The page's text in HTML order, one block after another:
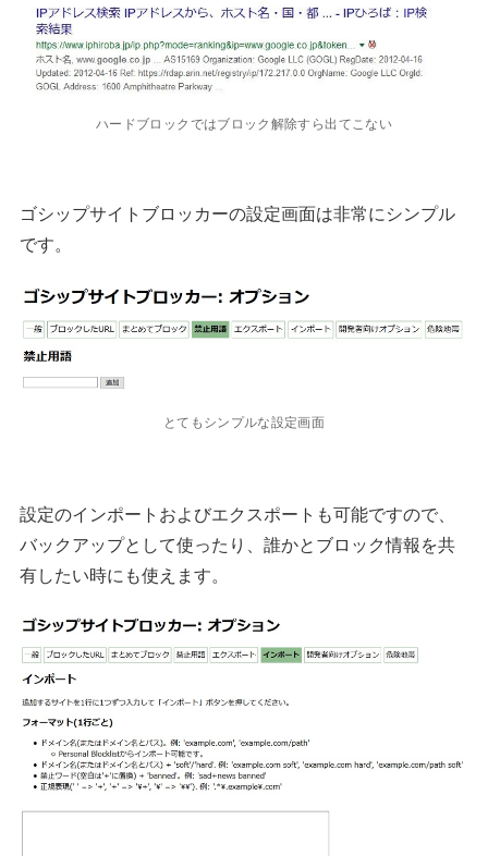
ハードブロックではブロック解除すら出てこない
ゴシップサイトブロッカーの設定画面は非常にシンプル
です。
とてもシンプルな設定画面
設定のインポートおよびエクスポートも可能ですので、
バックアップとして使ったり、誰かとブロック情報を共
有したい時にも使えます。